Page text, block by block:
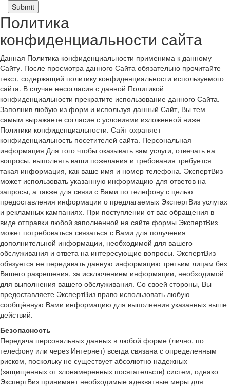
Submit
Политика
конфиденциальности сайта
Данная Политика конфиденциальности применима к данному
Сайту. После просмотра данного Сайта обязательно прочитайте
текст, содержащий политику конфиденциальности используемого
сайта. В случае несогласия с данной Политикой
конфиденциальности прекратите использование данного Сайта.
Заполнив любую из форм и используя данный Сайт, Вы тем
самым выражаете согласие с условиями изложенной ниже
Политики конфиденциальности. Сайт охраняет
конфиденциальность посетителей сайта. Персональная
информация Для того чтобы оказывать вам услуги, отвечать на
вопросы, выполнять ваши пожелания и требования требуется
такая информация, как ваше имя и номер телефона. ЭкспертВиз
может использовать указанную информацию для ответов на
запросы, а также для связи с Вами по телефону с целью
предоставления информации о предлагаемых ЭкспертВиз услугах
и рекламных кампаниях. При поступлении от вас обращения в
виде отправки любой заполненной на сайте формы ЭкспертВиз
может потребоваться связаться с Вами для получения
дополнительной информации, необходимой для вашего
обслуживания и ответа на интересующие вопросы. ЭкспертВиз
обязуется не передавать данную информацию третьим лицам без
Вашего разрешения, за исключением информации, необходимой
для выполнения вашего обслуживания. Со своей стороны, Вы
предоставляете ЭкспертВиз право использовать любую
сообщѐнную Вами информацию для выполнения указанных выше
действий.
Безопасность
Передача персональных данных в любой форме (лично, по
телефону или через Интернет) всегда связана с определенным
риском, поскольку не существует абсолютно надежных
(защищенных от злонамеренных посягательств) систем, однако
ЭкспертВиз принимает необходимые адекватные меры для